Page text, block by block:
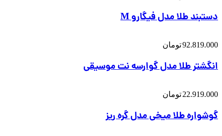
دستبند طلا مدل فیگارو M
92.819.000تومان
انگشتر طلا مدل گوارسه نت موسیقی
22.919.000تومان
گوشواره طلا میخی مدل گره ریز